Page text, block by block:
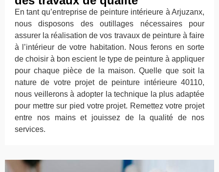
En tant qu’entreprise de peinture intérieure à Arjuzanx,
nous disposons des outillages nécessaires pour
assurer la réalisation de vos travaux de peinture à faire
à l’intérieur de votre habitation. Nous ferons en sorte
de choisir à bon escient le type de peinture à appliquer
pour chaque pièce de la maison. Quelle que soit la
nature de votre projet de peinture intérieure 40110,
nous veillerons à adopter la technique la plus adaptée
pour mettre sur pied votre projet. Remettez votre projet
entre nos mains et jouissez de la qualité de nos
services.